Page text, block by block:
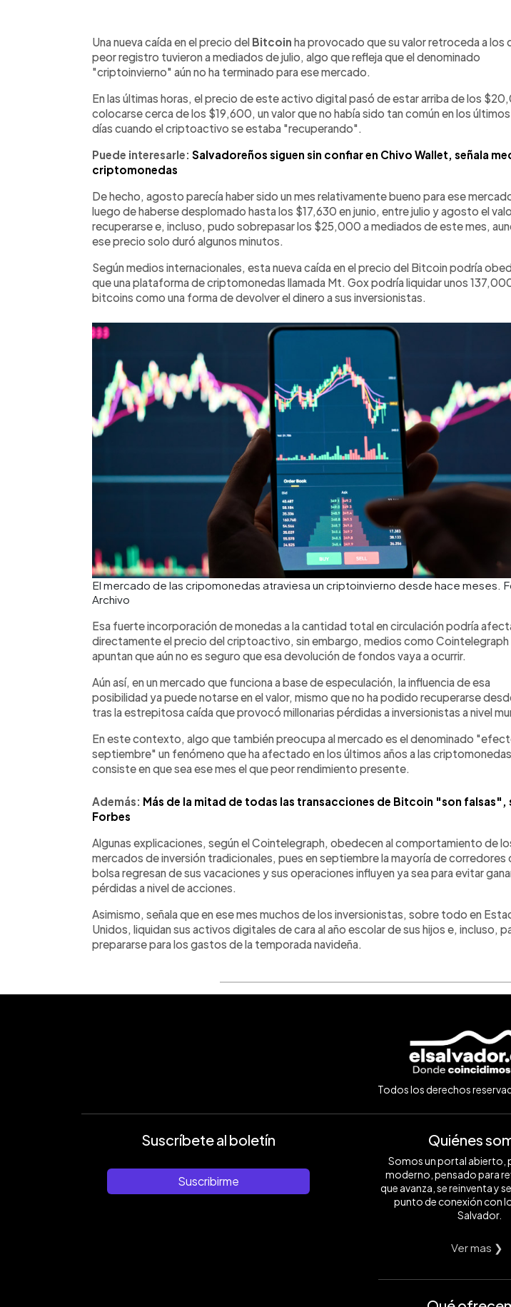
Escuchar artículo
Una nueva caída en el precio del Bitcoin ha provocado que su valor retroceda a los
peor registro tuvieron a mediados de julio, algo que refleja que el denominado
"criptoinvierno" aún no ha terminado para ese mercado.
En las últimas horas, el precio de este activo digital pasó de estar arriba de los
colocarse cerca de los $19,600, un valor que no había sido tan común en los
días cuando el criptoactivo se estaba "recuperando".
Puede interesarle: Salvadoreños siguen sin confiar en Chivo Wallet, señala
criptomonedas
De hecho, agosto parecía haber sido un mes relativamente bueno para ese
luego de haberse desplomado hasta los $17,630 en junio, entre julio y agosto el
recuperarse e, incluso, pudo sobrepasar los $25,000 a mediados de este mes,
ese precio solo duró algunos minutos.
Según medios internacionales, esta nueva caída en el precio del Bitcoin podría
que una plataforma de criptomonedas llamada Mt. Gox podría liquidar unos
bitcoins como una forma de devolver el dinero a sus inversionistas.
El mercado de las cripomonedas atraviesa un criptoinvierno desde hace meses.
Archivo
Esa fuerte incorporación de monedas a la cantidad total en circulación podría
directamente el precio del criptoactivo, sin embargo, medios como Cointelegraph
apuntan que aún no es seguro que esa devolución de fondos vaya a ocurrir.
Aún así, en un mercado que funciona a base de especulación, la influencia de esa
posibilidad ya puede notarse en el valor, mismo que no ha podido recuperarse
tras la estrepitosa caída que provocó millonarias pérdidas a inversionistas a nivel
En este contexto, algo que también preocupa al mercado es el denominado
septiembre" un fenómeno que ha afectado en los últimos años a las
consiste en que sea ese mes el que peor rendimiento presente.
Además: Más de la mitad de todas las transacciones de Bitcoin "son falsas",
Forbes
Algunas explicaciones, según el Cointelegraph, obedecen al comportamiento de
mercados de inversión tradicionales, pues en septiembre la mayoría de corredores
bolsa regresan de sus vacaciones y sus operaciones influyen ya sea para evitar
pérdidas a nivel de acciones.
Asimismo, señala que en ese mes muchos de los inversionistas, sobre todo en
Unidos, liquidan sus activos digitales de cara al año escolar de sus hijos e, incluso,
prepararse para los gastos de la temporada navideña.
Todos los derechos
Suscríbete al boletín
Suscribirme
Quiénes
Somos un portal abierto,
moderno, pensado para
que avanza, se reinventa y
punto de conexión con
Salvador.
Ver mas ❯